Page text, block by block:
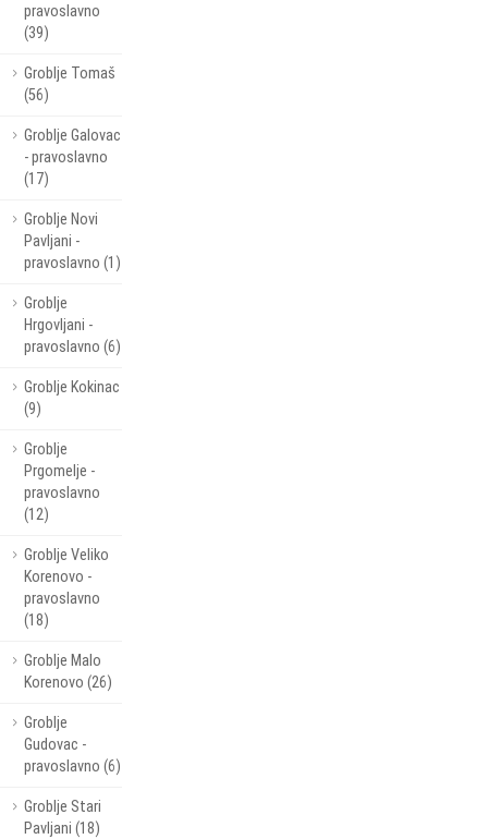
pravoslavno
(39)
Groblje Tomaš
(56)
Groblje Galovac
- pravoslavno
(17)
Groblje Novi
Pavljani -
pravoslavno (1)
Groblje
Hrgovljani -
pravoslavno (6)
Groblje Kokinac
(9)
Groblje
Prgomelje -
pravoslavno
(12)
Groblje Veliko
Korenovo -
pravoslavno
(18)
Groblje Malo
Korenovo (26)
Groblje
Gudovac -
pravoslavno (6)
Groblje Stari
Pavljani (18)